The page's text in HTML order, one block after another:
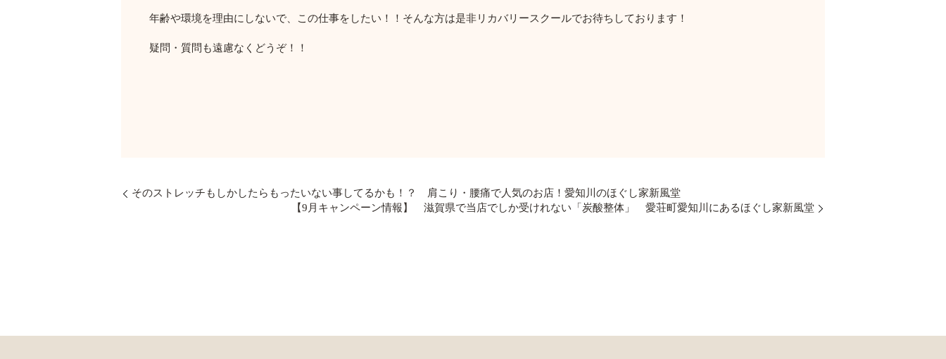
年齢や環境を理由にしないで、この仕事をしたい！！そんな方は是非リカバリースクールでお待ちしております！
疑問・質問も遠慮なくどうぞ！！
そのストレッチもしかしたらもったいない事してるかも！？ 肩こり・腰痛で人気のお店！愛知川のほぐし家新風堂
【9月キャンペーン情報】 滋賀県で当店でしか受けれない「炭酸整体」 愛荘町愛知川にあるほぐし家新風堂